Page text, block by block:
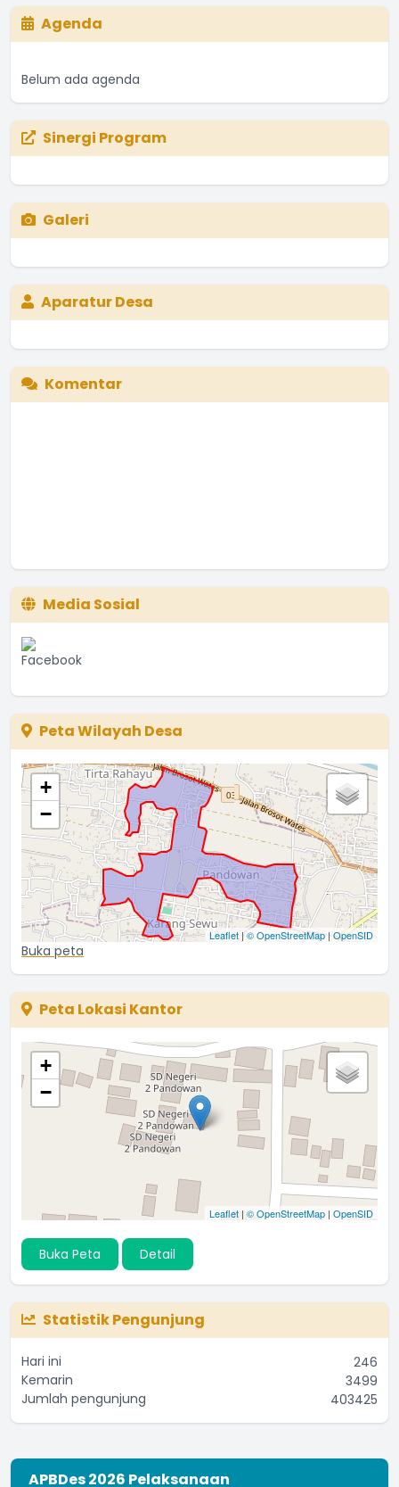
Agenda
Belum ada agenda
Sinergi Program
Galeri
Aparatur Desa
Komentar
Media Sosial
Peta Wilayah Desa
+
−
Leaflet | © OpenStreetMap|OpenSID
Buka peta
Peta Lokasi Kantor
+
−
Leaflet | © OpenStreetMap | OpenSID
Buka Peta Detail
Statistik Pengunjung
Hari ini
246
Kemarin
3499
Jumlah pengunjung
403425
APBDes 2026 Pelaksanaan